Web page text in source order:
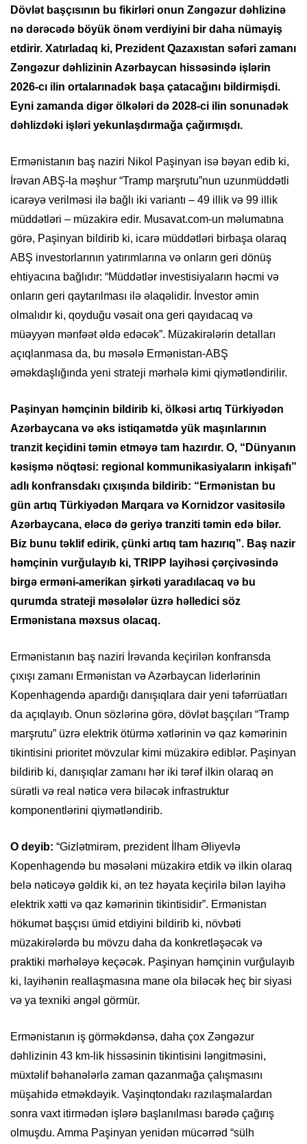
Dövlət başçısının bu fikirləri onun Zəngəzur dəhlizinə
nə dərəcədə böyük önəm verdiyini bir daha nümayiş
etdirir. Xatırladaq ki, Prezident Qazaxıstan səfəri zamanı
Zəngəzur dəhlizinin Azərbaycan hissəsində işlərin
2026-cı ilin ortalarınadək başa çatacağını bildirmişdi.
Eyni zamanda digər ölkələri də 2028-ci ilin sonunadək
dəhlizdəki işləri yekunlaşdırmağa çağırmışdı.
Ermənistanın baş naziri Nikol Paşinyan isə bəyan edib ki,
İrəvan ABŞ-la məşhur “Tramp marşrutu”nun uzunmüddətli
icarəyə verilməsi ilə bağlı iki variantı – 49 illik və 99 illik
müddətləri – müzakirə edir. Musavat.com-un məlumatına
görə, Paşinyan bildirib ki, icarə müddətləri birbaşa olaraq
ABŞ investorlarının yatırımlarına və onların geri dönüş
ehtiyacına bağlıdır: “Müddətlər investisiyaların həcmi və
onların geri qaytarılması ilə əlaqəlidir. İnvestor əmin
olmalıdır ki, qoyduğu vəsait ona geri qayıdacaq və
müəyyən mənfəət əldə edəcək”. Müzakirələrin detalları
açıqlanmasa da, bu məsələ Ermənistan-ABŞ
əməkdaşlığında yeni strateji mərhələ kimi qiymətləndirilir.
Paşinyan həmçinin bildirib ki, ölkəsi artıq Türkiyədən
Azərbaycana və əks istiqamətdə yük maşınlarının
tranzit keçidini təmin etməyə tam hazırdır. O, “Dünyanın
kəsişmə nöqtəsi: regional kommunikasiyaların inkişafı”
adlı konfransdakı çıxışında bildirib: “Ermənistan bu
gün artıq Türkiyədən Marqara və Kornidzor vasitəsilə
Azərbaycana, eləcə də geriyə tranziti təmin edə bilər.
Biz bunu təklif edirik, çünki artıq tam hazırıq”. Baş nazir
həmçinin vurğulayıb ki, TRIPP layihəsi çərçivəsində
birgə erməni-amerikan şirkəti yaradılacaq və bu
qurumda strateji məsələlər üzrə həlledici söz
Ermənistana məxsus olacaq.
Ermənistanın baş naziri İrəvanda keçirilən konfransda
çıxışı zamanı Ermənistan və Azərbaycan liderlərinin
Kopenhagendə apardığı danışıqlara dair yeni təfərrüatları
da açıqlayıb. Onun sözlərinə görə, dövlət başçıları “Tramp
marşrutu” üzrə elektrik ötürmə xətlərinin və qaz kəmərinin
tikintisini prioritet mövzular kimi müzakirə ediblər. Paşinyan
bildirib ki, danışıqlar zamanı hər iki tərəf ilkin olaraq ən
sürətli və real nəticə verə biləcək infrastruktur
komponentlərini qiymətləndirib.
O deyib: “Gizlətmirəm, prezident İlham Əliyevlə
Kopenhagendə bu məsələni müzakirə etdik və ilkin olaraq
belə nəticəyə gəldik ki, ən tez həyata keçirilə bilən layihə
elektrik xətti və qaz kəmərinin tikintisidir”. Ermənistan
hökumət başçısı ümid etdiyini bildirib ki, növbəti
müzakirələrdə bu mövzu daha da konkretləşəcək və
praktiki mərhələyə keçəcək. Paşinyan həmçinin vurğulayıb
ki, layihənin reallaşmasına mane ola biləcək heç bir siyasi
və ya texniki əngəl görmür.
Ermənistanın iş görməkdənsə, daha çox Zəngəzur
dəhlizinin 43 km-lik hissəsinin tikintisini ləngitməsini,
müxtəlif bəhanələrlə zaman qazanmağa çalışmasını
müşahidə etməkdəyik. Vaşinqtondakı razılaşmalardan
sonra vaxt itirmədən işlərə başlanılması barədə çağırış
olmuşdu. Amma Paşinyan yenidən mücərrəd “sülh